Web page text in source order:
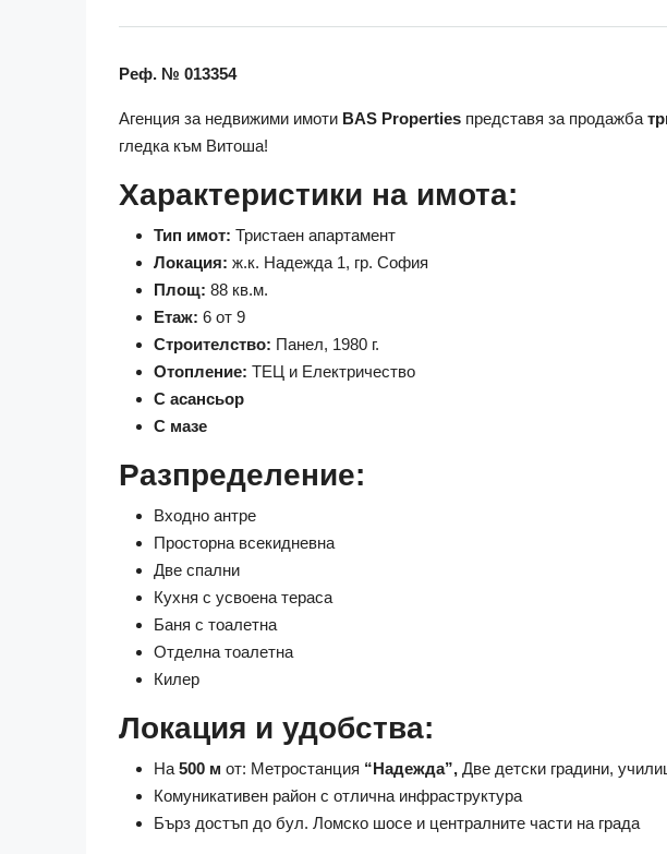
Реф. № 013354
Агенция за недвижими имоти BAS Properties представя за продажба
гледка към Витоша!
Характеристики на имота:
Тип имот: Тристаен апартамент
Локация: ж.к. Надежда 1, гр. София
Площ: 88 кв.м.
Етаж: 6 от 9
Строителство: Панел, 1980 г.
Отопление: ТЕЦ и Електричество
С асансьор
С мазе
Разпределение:
Входно антре
Просторна всекидневна
Две спални
Кухня с усвоена тераса
Баня с тоалетна
Отделна тоалетна
Килер
Локация и удобства:
На 500 м от: Метростанция “Надежда”, Две детски градини,
Комуникативен район с отлична инфраструктура
Бърз достъп до бул. Ломско шосе и централните части на града